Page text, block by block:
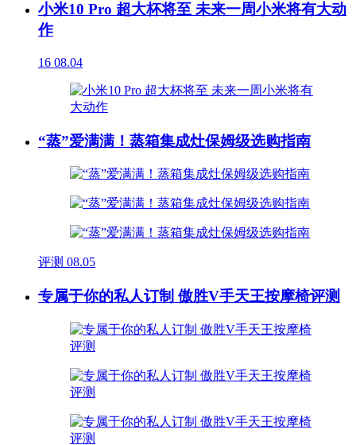
小米10 Pro 超大杯将至 未来一周小米将有大动
作
16 08.04
“蒸”爱满满！蒸箱集成灶保姆级选购指南
评测 08.05
专属于你的私人订制 傲胜V手天王按摩椅评测